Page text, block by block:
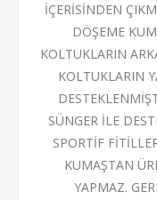
İÇERİSİNDEN
DÖŞEME
KOLTUKLARIN
KOLTUKLARIN
SÜNGER İLE
SPORTİF
KUMAŞTAN
YAPMAZ.